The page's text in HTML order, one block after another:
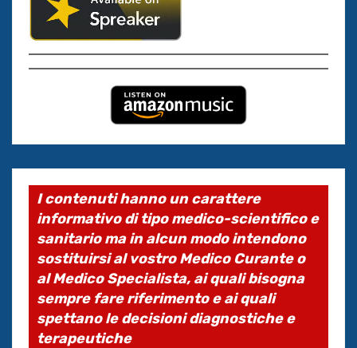
I contenuti hanno un carattere
informativo di tipo medico-scientifico e
sanitario ma in alcun modo intendono
sostituirsi al vostro Medico Curante o
al Medico Specialista, ai quali bisogna
sempre fare riferimento e ai quali
spettano le decisioni diagnostiche e
terapeutiche